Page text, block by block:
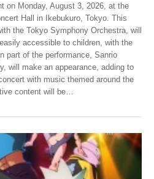
on Monday, August 3, 2026, at the
Hall in Ikebukuro, Tokyo. This
the Tokyo Symphony Orchestra, will
accessible to children, with the
part of the performance, Sanrio
will make an appearance, adding to
with music themed around the
content will be